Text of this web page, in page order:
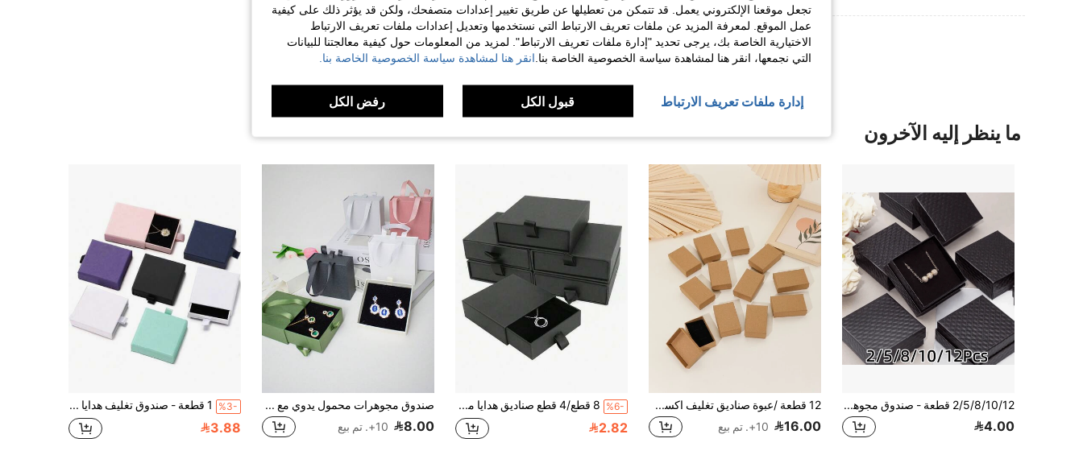
عرض المزيد من المراجعات
ما ينظر إليه الآخرون
2/5/8/10/12 قطعة - صندوق مجوهرات، صندوق تغليف مجوهرات بنمط الماس، صندوق قلادة فضية، صندوق تخزين الخاتم والأقراط، صندوق صغير بنمط مربعات سوداء
4.00
12 قطعة /عبوة صناديق تغليف اكسسوارات مجوهرات أنيقة وبسيطة (لأقراط الأذن والخواتم والقلائد) ، مناسبة لتغليف هدايا المناسبات والأعياد مثل عيد الحب
16.00 10+. تم بيع
%6- 8 قطع/4 قطع صناديق هدايا مجوهرات سوداء - مع غطاء، صندوق هدايا مفاجأة، صندوق تخزين قلادة/خاتم/أقراط من الكرتون القوي، صندوق تخزين مجوهرات فاخر، مثالي لمتجر المجوهرات/البوتيك، مثالي لهدايا عيد الميلاد/الزفاف/الذكرى السنوية/رأس السنة/عيد الحب، تغليف بالجملة للعرض والتخزين، ديكور المنزل، السلع المنزلية، ضروريات المنزل، هدية للنساء، هدية للرجال، هدية للأم، هدية للأب، هدية للجد، هدية للجدة
2.82
صندوق مجوهرات محمول يدوي مع درج، علبة هدايا أنيقة، مناسب لتخزين أو عرض القلادة والخاتم والأقراط والعملة التحدي والميدالية والمجوهرات والهدايا الصغيرة والقلادة والسوار والخاتم والعملة والدبوس، مثالي للأعياد والحفلات والزفاف والهدايا اليومية والعطلات وعيد الحب وعيد الأم والهدايا للأزواج
8.00 10+. تم بيع
%3- 1 قطعة - صندوق تغليف هدايا المجوهرات بنمط الدرج، مناسب لتخزين الخواتم والأقراط والقلادات والسلاسل وعناصر المجوهرات الصغيرة الأخرى.
3.88
تجعل موقعنا الإلكتروني يعمل. قد تتمكن من تعطيلها عن طريق تغيير إعدادات متصفحك، ولكن قد يؤثر ذلك على كيفية
عمل الموقع. لمعرفة المزيد عن ملفات تعريف الارتباط التي نستخدمها وتعديل إعدادات ملفات تعريف الارتباط
الاختيارية الخاصة بك، يرجى تحديد "إدارة ملفات تعريف الارتباط". لمزيد من المعلومات حول كيفية معالجتنا للبيانات
التي نجمعها، انقر هنا لمشاهدة سياسة الخصوصية الخاصة بنا. انقر هنا لمشاهدة سياسة الخصوصية الخاصة بنا.
إدارة ملفات تعريف الارتباط قبول الكل رفض الكل